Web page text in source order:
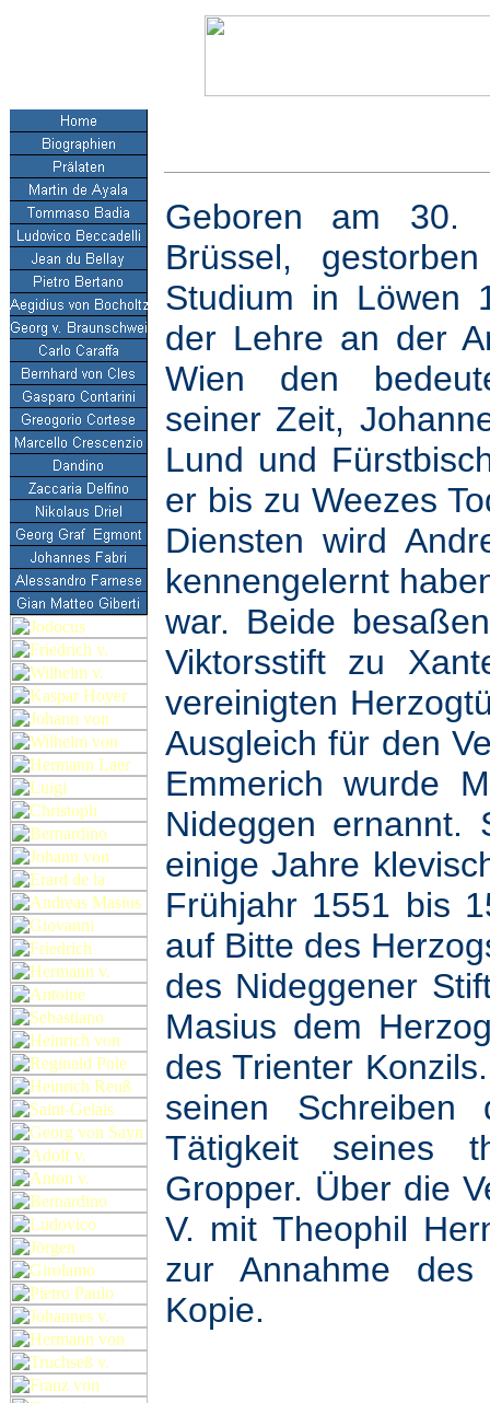
Geboren am 30.
Brüssel,
Studium in Löwen
der Lehre an der
Wien den
seiner Zeit,
Lund und
er bis zu Weezes
Diensten wird
kennengelernt
war. Beide
Viktorsstift zu
vereinigten
Ausgleich für den
Emmerich wurde
Nideggen ernannt.
einige Jahre
Frühjahr 1551 bis
auf Bitte des
des Nideggener
Masius dem
des Trienter
seinen
Tätigkeit seines
Gropper. Über die
V. mit Theophil
zur Annahme
Kopie.